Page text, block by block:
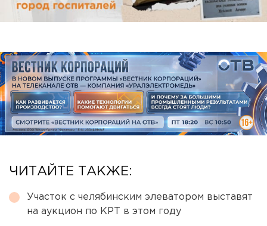
ЧИТАЙТЕ ТАКЖЕ:
Участок с челябинским элеватором выставят
на аукцион по КРТ в этом году